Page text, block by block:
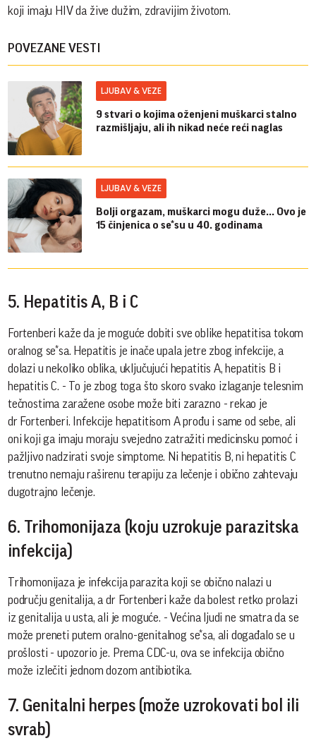
koji imaju HIV da žive dužim, zdravijim životom.
POVEZANE VESTI
LJUBAV & VEZE
9 stvari o kojima oženjeni muškarci stalno
razmišljaju, ali ih nikad neće reći naglas
LJUBAV & VEZE
Bolji orgazam, muškarci mogu duže... Ovo je
15 činjenica o se*su u 40. godinama
5. Hepatitis A, B i C
Fortenberi kaže da je moguće dobiti sve oblike hepatitisa tokom
oralnog se*sa. Hepatitis je inače upala jetre zbog infekcije, a
dolazi u nekoliko oblika, uključujući hepatitis A, hepatitis B i
hepatitis C. - To je zbog toga što skoro svako izlaganje telesnim
tečnostima zaražene osobe može biti zarazno - rekao je
dr Fortenberi. Infekcije hepatitisom A prođu i same od sebe, ali
oni koji ga imaju moraju svejedno zatražiti medicinsku pomoć i
pažljivo nadzirati svoje simptome. Ni hepatitis B, ni hepatitis C
trenutno nemaju raširenu terapiju za lečenje i obično zahtevaju
dugotrajno lečenje.
6. Trihomonijaza (koju uzrokuje parazitska
infekcija)
Trihomonijaza je infekcija parazita koji se obično nalazi u
području genitalija, a dr Fortenberi kaže da bolest retko prolazi
iz genitalija u usta, ali je moguće. - Većina ljudi ne smatra da se
može preneti putem oralno-genitalnog se*sa, ali događalo se u
prošlosti - upozorio je. Prema CDC-u, ova se infekcija obično
može izlečiti jednom dozom antibiotika.
7. Genitalni herpes (može uzrokovati bol ili
svrab)